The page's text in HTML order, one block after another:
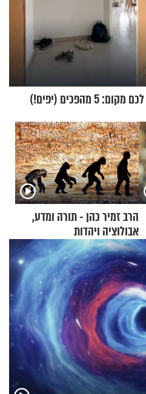
הפינות הריקות בבית מבזבזות לכם מקום: 5 מהפכים (יפים!)
הרב זמיר כהן - תורה ומדע,
אבולוציה ויהדות